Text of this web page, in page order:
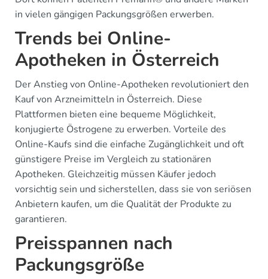
in vielen gängigen Packungsgrößen erwerben.
Trends bei Online-
Apotheken in Österreich
Der Anstieg von Online-Apotheken revolutioniert den
Kauf von Arzneimitteln in Österreich. Diese
Plattformen bieten eine bequeme Möglichkeit,
konjugierte Östrogene zu erwerben. Vorteile des
Online-Kaufs sind die einfache Zugänglichkeit und oft
günstigere Preise im Vergleich zu stationären
Apotheken. Gleichzeitig müssen Käufer jedoch
vorsichtig sein und sicherstellen, dass sie von seriösen
Anbietern kaufen, um die Qualität der Produkte zu
garantieren.
Preisspannen nach
Packungsgröße